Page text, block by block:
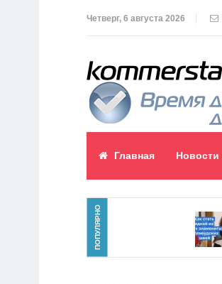
Четверг, 6 августа 2026
Главная Новости
ПОПУЛЯРНО